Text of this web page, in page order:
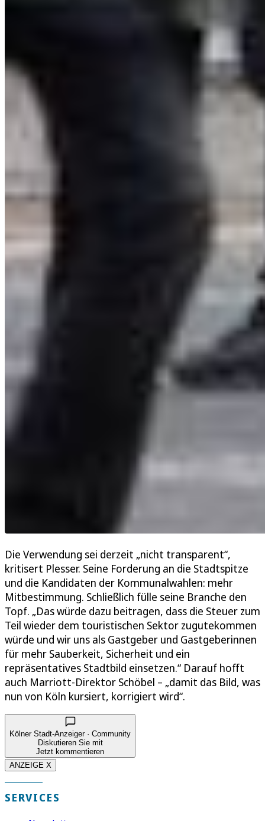
Die Verwendung sei derzeit „nicht transparent“,
kritisert Plesser. Seine Forderung an die Stadtspitze
und die Kandidaten der Kommunalwahlen: mehr
Mitbestimmung. Schließlich fülle seine Branche den
Topf. „Das würde dazu beitragen, dass die Steuer zum
Teil wieder dem touristischen Sektor zugutekommen
würde und wir uns als Gastgeber und Gastgeberinnen
für mehr Sauberkeit, Sicherheit und ein
repräsentatives Stadtbild einsetzen.“ Darauf hofft
auch Marriott-Direktor Schöbel – „damit das Bild, was
nun von Köln kursiert, korrigiert wird“.
Kölner Stadt-Anzeiger · Community
Diskutieren Sie mit
Jetzt kommentieren
ANZEIGE X
SERVICES